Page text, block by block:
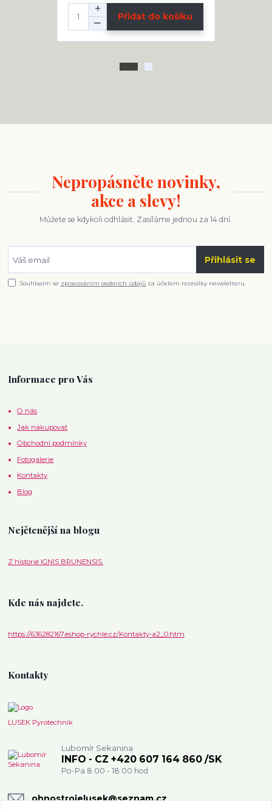
Přidat do košíku
Nepropásněte novinky,
akce a slevy!
Můžete se kdykoli odhlásit. Zasíláme jednou za 14 dní.
Přihlásit se
Souhlasím se zpracováním osobních údajů za účelem rozesílky newsletteru.
Informace pro Vás
O nás
Jak nakupovat
Obchodní podmínky
Fotogalerie
Kontakty
Blog
Nejčtenější na blogu
Z historie IGNIS BRUNENSIS.
Kde nás najdete.
https://636282167.eshop-rychle.cz/Kontakty-a2_0.htm
Kontakty
LUSEK Pyrotechnik
Lubomír Sekanina
INFO - CZ +420 607 164 860 /SK
Po-Pa 8 00 - 18 00 hod
ohnostrojelusek@seznam.cz